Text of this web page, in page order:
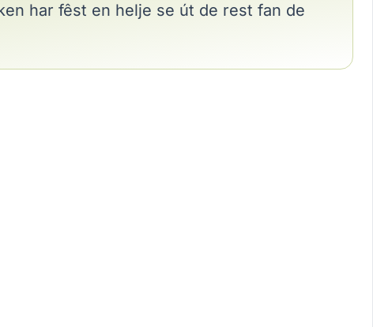
har fêst en helje se út de rest fan de